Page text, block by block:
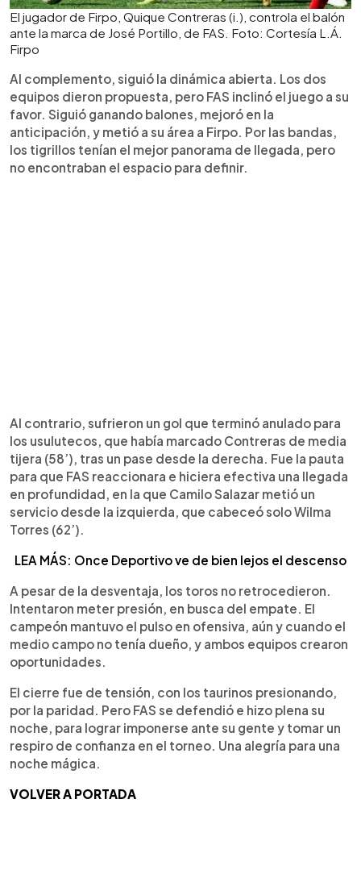
El jugador de Firpo, Quique Contreras (i.), controla el balón
ante la marca de José Portillo, de FAS. Foto: Cortesía L.Á.
Firpo
Al complemento, siguió la dinámica abierta. Los dos
equipos dieron propuesta, pero FAS inclinó el juego a su
favor. Siguió ganando balones, mejoró en la
anticipación, y metió a su área a Firpo. Por las bandas,
los tigrillos tenían el mejor panorama de llegada, pero
no encontraban el espacio para definir.
Al contrario, sufrieron un gol que terminó anulado para
los usulutecos, que había marcado Contreras de media
tijera (58’), tras un pase desde la derecha. Fue la pauta
para que FAS reaccionara e hiciera efectiva una llegada
en profundidad, en la que Camilo Salazar metió un
servicio desde la izquierda, que cabeceó solo Wilma
Torres (62’).
LEA MÁS: Once Deportivo ve de bien lejos el descenso
A pesar de la desventaja, los toros no retrocedieron.
Intentaron meter presión, en busca del empate. El
campeón mantuvo el pulso en ofensiva, aún y cuando el
medio campo no tenía dueño, y ambos equipos crearon
oportunidades.
El cierre fue de tensión, con los taurinos presionando,
por la paridad. Pero FAS se defendió e hizo plena su
noche, para lograr imponerse ante su gente y tomar un
respiro de confianza en el torneo. Una alegría para una
noche mágica.
VOLVER A PORTADA